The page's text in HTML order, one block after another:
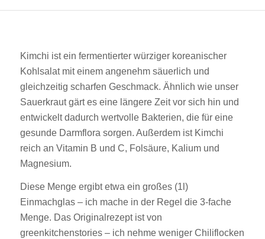
Kimchi ist ein fermentierter würziger koreanischer
Kohlsalat mit einem angenehm säuerlich und
gleichzeitig scharfen Geschmack. Ähnlich wie unser
Sauerkraut gärt es eine längere Zeit vor sich hin und
entwickelt dadurch wertvolle Bakterien, die für eine
gesunde Darmflora sorgen. Außerdem ist Kimchi
reich an Vitamin B und C, Folsäure, Kalium und
Magnesium.
Diese Menge ergibt etwa ein großes (1l)
Einmachglas – ich mache in der Regel die 3-fache
Menge. Das Originalrezept ist von
greenkitchenstories – ich nehme weniger Chiliflocken